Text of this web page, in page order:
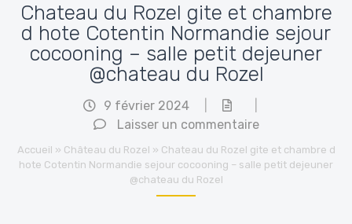
Chateau du Rozel gite et chambre
d hote Cotentin Normandie sejour
cocooning – salle petit dejeuner
@chateau du Rozel
9 février 2024
Laisser un commentaire
Accueil » Château du Rozel » Chateau du Rozel gite et chambre d
hote Cotentin Normandie sejour cocooning – salle petit dejeuner
@chateau du Rozel